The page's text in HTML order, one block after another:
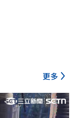
更多